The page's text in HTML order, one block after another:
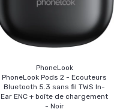
PhoneLook
PhoneLook Pods 2 - Ecouteurs
Bluetooth 5.3 sans fil TWS In-
Ear ENC + boîte de chargement
- Noir